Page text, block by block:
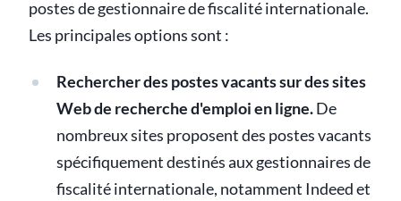
postes de gestionnaire de fiscalité internationale.
Les principales options sont :
Rechercher des postes vacants sur des sites
Web de recherche d'emploi en ligne.De
nombreux sites proposent des postes vacants
spécifiquement destinés aux gestionnaires de
fiscalité internationale, notamment Indeed et